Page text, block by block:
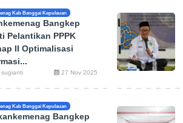
Kab Banggai Kepulauan
Bangkep
Pelantikan PPPK
II Optimalisasi
27 Nov 2025
Kab Banggai Kepulauan
Bangkep